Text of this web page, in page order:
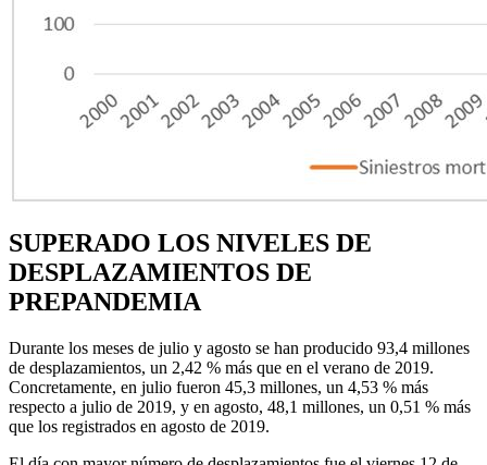
SUPERADO LOS NIVELES DE
DESPLAZAMIENTOS DE
PREPANDEMIA
Durante los meses de julio y agosto se han producido 93,4 millones
de desplazamientos, un 2,42 % más que en el verano de 2019.
Concretamente, en julio fueron 45,3 millones, un 4,53 % más
respecto a julio de 2019, y en agosto, 48,1 millones, un 0,51 % más
que los registrados en agosto de 2019.